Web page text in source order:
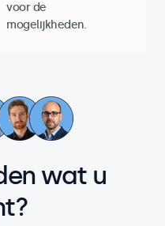
voor de
mogelijkheden.
wat u